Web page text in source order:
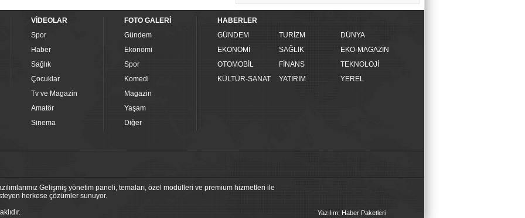
VİDEOLAR
Spor
Haber
Sağlık
Çocuklar
Tv ve Magazin
Amatör
Sinema
FOTO GALERİ
Gündem
Ekonomi
Spor
Komedi
Magazin
Yaşam
Diğer
HABERLER
GÜNDEM
TURİZM
DÜNYA
EKONOMİ
SAĞLIK
EKO-MAGAZİN
OTOMOBİL
FİNANS
TEKNOLOJİ
KÜLTÜR-SANAT
YATIRIM YEREL
Gelişmiş yönetim paneli, temaları, özel modülleri ve premium hizmetleri ile
herkese çözümler sunuyor.
Yazılım: Haber Paketleri